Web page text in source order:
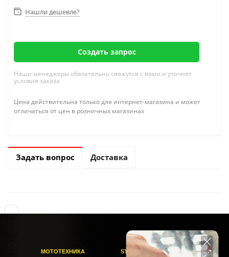
Нашли дешевле?
Создать запрос
Наши менеджеры обязательно свяжутся с вами и уточнят
условия заказа
Цена действительна только для интернет-магазина и может
отличаться от цен в розничных магазинах
Задать вопрос Доставка
МОТОТЕХНИКА STELS-PITER СОФИЙСКАЯ